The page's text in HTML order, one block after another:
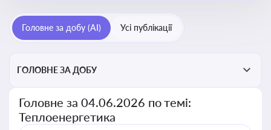
комунальних послуг
Головне за добу (AI) Усі публікації
ГОЛОВНЕ ЗА ДОБУ
Головне за 04.06.2026 по темі:
Теплоенергетика